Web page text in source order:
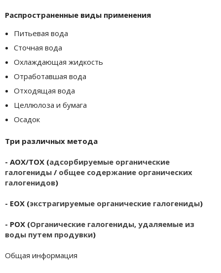
Распространенные виды применения
Питьевая вода
Сточная вода
Охлаждающая жидкость
Отработавшая вода
Отходящая вода
Целлюлоза и бумага
Осадок
Три различных метода
- AOX/TOX (адсорбируемые органические
галогениды / общее содержание органических
галогенидов)
- EOX (экстрагируемые органические галогениды)
- POX (Органические галогениды, удаляемые из
воды путем продувки)
Общая информация